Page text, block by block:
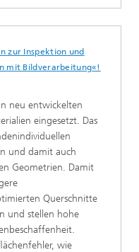
zur Inspektion und
mit Bildverarbeitung«!
neu entwickelten
eingesetzt. Das
und damit auch
Geometrien. Damit
Querschnitte
und stellen hohe
wie